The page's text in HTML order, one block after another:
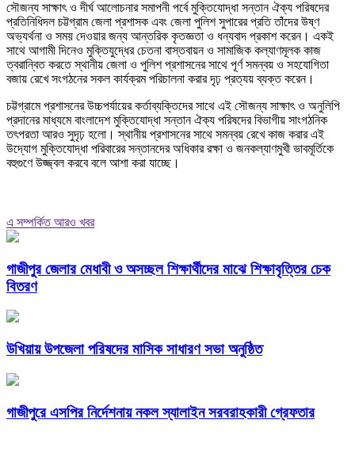
সৌজন্য সাক্ষাৎ ও দীর্ঘ আলোচনার সমাপনী পর্বে মুক্তিযোদ্ধা সন্তান ঐক্য পরিষদের
প্রতিনিধিদল চট্টগ্রাম জেলা প্রশাসক এবং জেলা পুলিশ সুপারের প্রতি তাঁদের উষ্ণ
অভ্যর্থনা ও সময় দেওয়ার জন্য আন্তরিক কৃতজ্ঞতা ও ধন্যবাদ প্রকাশ করেন। একই
সাথে আগামী দিনেও মুক্তিযুদ্ধের চেতনা বাস্তবায়ন ও সামাজিক কল্যাণমূলক কাজ
ত্বরান্বিত করতে স্থানীয় জেলা ও পুলিশ প্রশাসনের সাথে পূর্ণ সমন্বয় ও সহযোগিতা
বজায় রেখে সংগঠনের সকল কার্যক্রম পরিচালনা করার দৃঢ় প্রত্যয় ব্যক্ত করেন।
চট্টগ্রামে প্রশাসনের উচ্চপর্যায়ের কর্তাব্যক্তিদের সাথে এই সৌজন্য সাক্ষাৎ ও অনুলিপি
প্রদানের মাধ্যমে বাংলাদেশ মুক্তিযোদ্ধা সন্তান ঐক্য পরিষদের বিভাগীয় সাংগঠনিক
তৎপরতা আরও সুদৃঢ় হলো। স্থানীয় প্রশাসনের সাথে সমন্বয় রেখে কাজ করার এই
উদ্যোগ মুক্তিযোদ্ধা পরিবারের সন্তানদের অধিকার রক্ষা ও জনকল্যাণমুখী ভাবমূর্তিকে
বহুগুণে উজ্জ্বল করবে বলে আশা করা যাচ্ছে।
এ সম্পর্কিত আরও খবর
গাজীপুর জেলার মেধাবী ও অসচ্ছল শিক্ষার্থীদের মাঝে শিক্ষাবৃত্তির চেক
বিতরণ
উখিয়ায় উপজেলা পরিষদের মাসিক সাধারণ সভা অনুষ্ঠিত
গাজীপুরে এসপির নির্দেশনায় নকল স্যালাইন সরবরাহকারী গ্রেফতার